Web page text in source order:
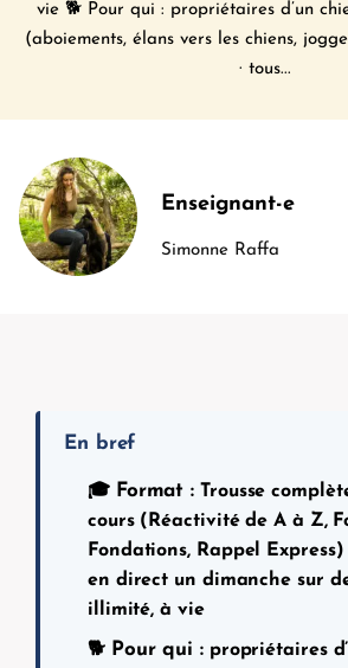
vie 🐕 Pour qui : propriétaires d’un
(aboiements, élans vers les chiens,
· tous...
Enseignant-e
Simonne Raffa
En bref
🎓 Format : Trousse
cours (Réactivité de A à Z,
Fondations, Rappel
en direct un dimanche sur
illimité, à vie
🐕 Pour qui :propriétaires